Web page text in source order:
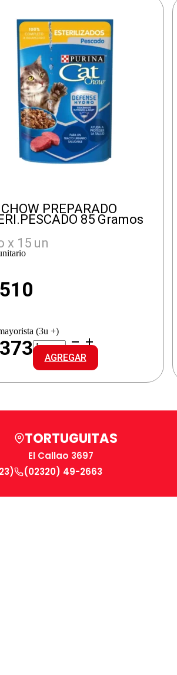
PREPARADO
85 Gramos
x 15 un
(3u +)
CAT
CHOW
PREPARADO
ESTERI.PESCADO
cantidad
AGREGAR
TORTUGUITAS
El Callao 3697
(02320) 49-2663